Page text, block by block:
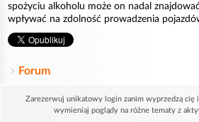
spożyciu alkoholu może on nadal
wpływać na zdolność prowadzenia
Forum
Zarezerwuj unikatowy login zanim wyprzedzą cię
wymieniaj poglądy na różne tematy z